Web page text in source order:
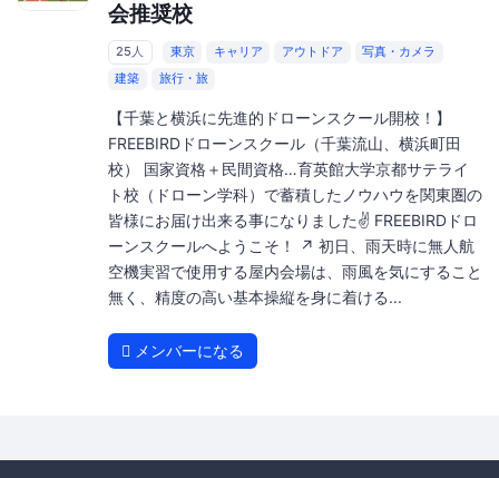
会推奨校
25人 東京 キャリア アウトドア
写真・カメラ
建築
旅行・旅
【千葉と横浜に先進的ドローンスクール開校！】
FREEBIRDドローンスクール（千葉流山、横浜町田
校） 国家資格＋民間資格…育英館大学京都サテライ
ト校（ドローン学科）で蓄積したノウハウを関東圏の
皆様にお届け出来る事になりました✌️ FREEBIRDドロ
ーンスクールへようこそ！ ↗️ 初日、雨天時に無人航
空機実習で使用する屋内会場は、雨風を気にすること
無く、精度の高い基本操縦を身に着ける...
メンバーになる